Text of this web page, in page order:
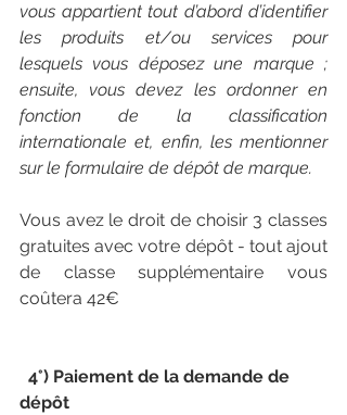
vous appartient tout d’abord d’identifier
les produits et/ou services pour
lesquels vous déposez une marque ;
ensuite, vous devez les ordonner en
fonction de la classification
internationale et, enfin, les mentionner
sur le formulaire de dépôt de marque.
Vous avez le droit de choisir 3 classes
gratuites avec votre dépôt - tout ajout
de classe supplémentaire vous
coûtera 42€
4°) Paiement de la demande de
dépôt